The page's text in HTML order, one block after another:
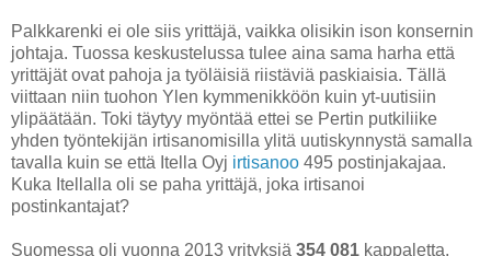
Palkkarenki ei ole siis yrittäjä, vaikka olisikin ison konsernin
johtaja. Tuossa keskustelussa tulee aina sama harha että
yrittäjät ovat pahoja ja työläisiä riistäviä paskiaisia. Tällä
viittaan niin tuohon Ylen kymmenikköön kuin yt-uutisiin
ylipäätään. Toki täytyy myöntää ettei se Pertin putkiliike
yhden työntekijän irtisanomisilla ylitä uutiskynnystä samalla
tavalla kuin se että Itella Oyj irtisanoo 495 postinjakajaa.
Kuka Itellalla oli se paha yrittäjä, joka irtisanoi
postinkantajat?
Suomessa oli vuonna 2013 yrityksiä 354 081 kappaletta.